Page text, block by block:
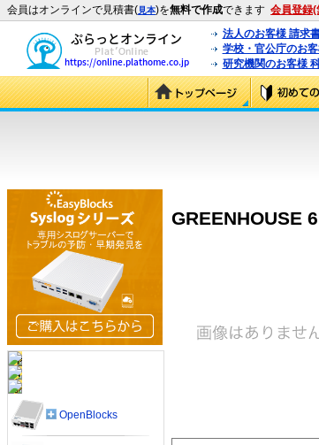
会員はオンラインで見積書(見本)を無料で作成できます 会員登録(
法人のお客様 請求
学校・官公庁のお
研究機関のお客様
GREENHOUSE
OpenBlocks